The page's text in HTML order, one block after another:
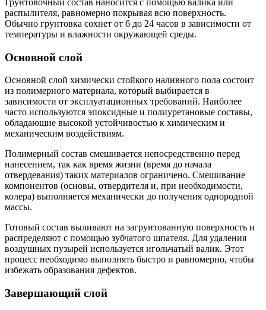
Грунтовочный состав наносится с помощью валика или
распылителя, равномерно покрывая всю поверхность.
Обычно грунтовка сохнет от 6 до 24 часов в зависимости от
температуры и влажности окружающей среды.
Основной слой
Основной слой химически стойкого наливного пола состоит
из полимерного материала, который выбирается в
зависимости от эксплуатационных требований. Наиболее
часто используются эпоксидные и полиуретановые составы,
обладающие высокой устойчивостью к химическим и
механическим воздействиям.
Полимерный состав смешивается непосредственно перед
нанесением, так как время жизни (время до начала
отвердевания) таких материалов ограничено. Смешивание
компонентов (основы, отвердителя и, при необходимости,
колера) выполняется механически до получения однородной
массы.
Готовый состав выливают на загрунтованную поверхность и
распределяют с помощью зубчатого шпателя. Для удаления
воздушных пузырей используется игольчатый валик. Этот
процесс необходимо выполнять быстро и равномерно, чтобы
избежать образования дефектов.
Завершающий слой